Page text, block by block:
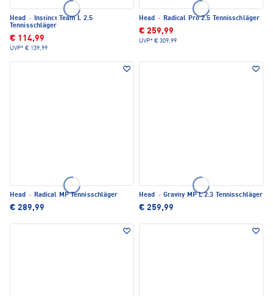
Head · Instinct Team L 2.5
Tennisschläger
€ 114,99
UVP* € 139,99
Head · Radical Pro 2.5 Tennisschläger
€ 259,99
UVP* € 309,99
Head · Radical MP Tennisschläger
€ 289,99
Head · Gravity MP L 2.3 Tennisschläger
€ 259,99